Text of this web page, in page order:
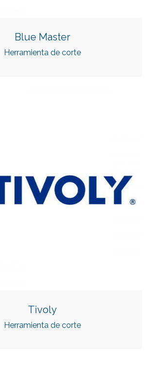
Blue Master
Herramienta de corte
Tivoly
Herramienta de corte